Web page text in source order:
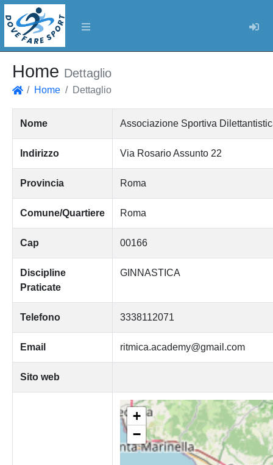
Home Dettaglio
Home Dettaglio
Nome Associazione Sportiva
Indirizzo Via Rosario Assunto 22
Provincia Roma
Comune/Quartiere Roma
Cap 00166
Discipline
Praticate
GINNASTICA
Telefono 3338112071
Email ritmica.academy@gmail.com
Sito web
+
−